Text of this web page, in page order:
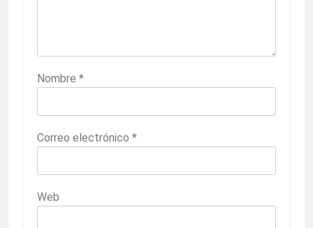
Nombre *
Correo electrónico *
Web